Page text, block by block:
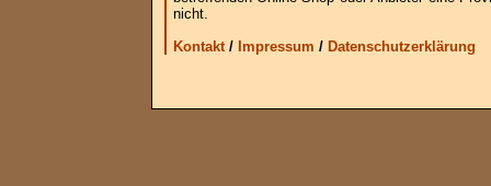
nicht.
Kontakt/ Impressum / Datenschutzerklärung